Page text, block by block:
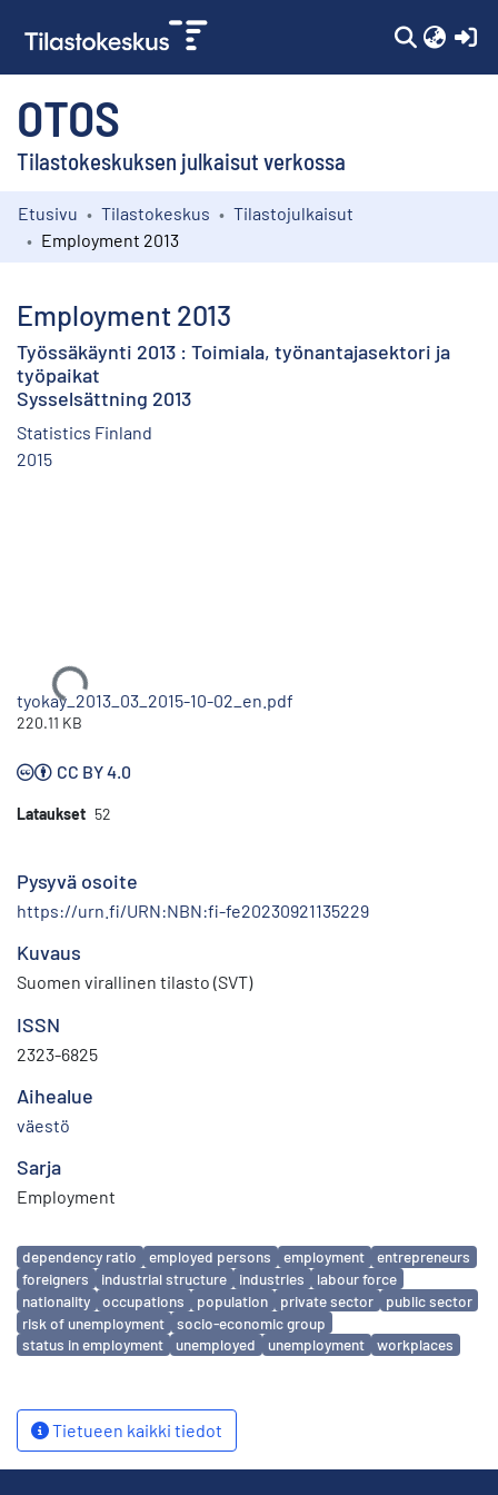
OTOS
Tilastokeskuksen julkaisut verkossa
Kokoelmat
Etusivu Tilastokeskus
Tilastojulkaisut
Employment 2013
Employment 2013
Työssäkäynti 2013 : Toimiala, työnantajasektori ja
työpaikat
Sysselsättning 2013
Statistics Finland
2015
Ladataan...
tyokay_2013_03_2015-10-02_en.pdf
220.11 KB
CC BY 4.0
Lataukset 52
Pysyvä osoite
https://urn.fi/URN:NBN:fi-fe20230921135229
Kuvaus
Suomen virallinen tilasto (SVT)
ISSN
2323-6825
Aihealue
väestö
Sarja
Employment
Avainsanat
dependency ratio employed persons employment
entrepreneurs
foreigners
industrial structure industries
labour force
nationality
occupations population private sector
public sector
risk of unemployment
socio-economic group
status in employment
unemployed unemployment workplaces
Tietueen kaikki tiedot